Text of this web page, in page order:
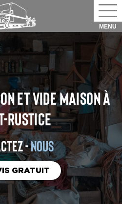
ET VIDE MAISONÀ
RUSTICE
-NOUS
GRATUIT